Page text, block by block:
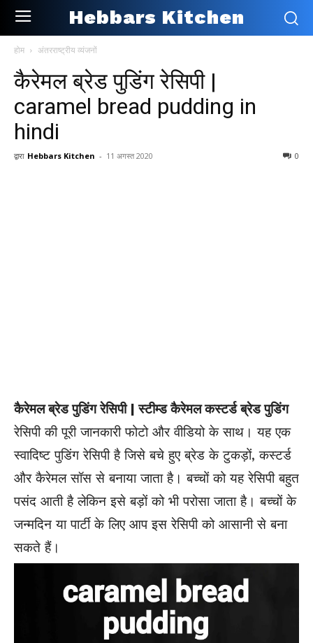
Hebbars Kitchen
होम अंतरराष्ट्रीय व्यंजनों
कैरेमल ब्रेड पुडिंग रेसिपी |
caramel bread pudding in
hindi
द्वारा Hebbars Kitchen - 11 अगस्त 2020 0
कैरेमल ब्रेड पुडिंग रेसिपी | स्टीम्ड कैरेमल कस्टर्ड ब्रेड पुडिंग
रेसिपी की पूरी जानकारी फोटो और वीडियो के साथ। यह एक
स्वादिष्ट पुडिंग रेसिपी है जिसे बचे हुए ब्रेड के टुकड़ों, कस्टर्ड
और कैरेमल सॉस से बनाया जाता है। बच्चों को यह रेसिपी बहुत
पसंद आती है लेकिन इसे बड़ों को भी परोसा जाता है। बच्चों के
जन्मदिन या पार्टी के लिए आप इस रेसिपी को आसानी से बना
सकते हैं।